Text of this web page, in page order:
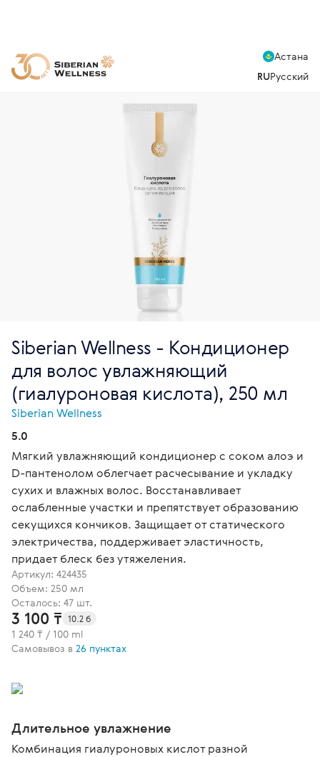
Астана
RUРусский
Siberian Wellness - Кондиционер
для волос увлажняющий
(гиалуроновая кислота), 250 мл
Siberian Wellness
5.0
Мягкий увлажняющий кондиционер с соком алоэ и
D-пантенолом облегчает расчесывание и укладку
сухих и влажных волос. Восстанавливает
ослабленные участки и препятствует образованию
секущихся кончиков. Защищает от статического
электричества, поддерживает эластичность,
придает блеск без утяжеления.
Артикул: 424435
Объем: 250 мл
Осталось: 47 шт.
3 100 ₸ 10.2 б
1 240 ₸ / 100 ml
Самовывоз в 26 пунктах
Длительное увлажнение
Комбинация гиалуроновых кислот разной